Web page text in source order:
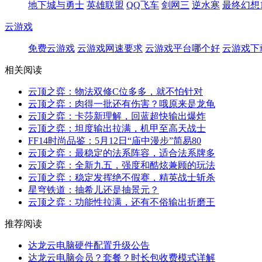
地下城与勇士 英雄联盟 QQ飞车 剑网三 逆水寒 最终幻想
云游戏
免费云游戏 云游戏网速要求 云游戏平台哪个好 云游戏下
相关阅读
云顶之弈：物法双修C位多多，就不怕针对
云顶之弈：肉得一批还有伤害？哦原来是龙龟
云顶之弈：卡莎新理解，回蓝超快输出爆炸
云顶之弈：坦度输出拉满，机甲至高天战士
FF14时尚品鉴：5月12日“庙中漫步”简易80
云顶之弈：最稳定的法系阵容，适合法系牌多
云顶之弈：全新九五，强度和酷炫兼顾的玩法
云顶之弈：稳定发挥绝不假赛，精英战士斩杀
星穹铁道：抽希儿还是抽景元？
云顶之弈：功能性拉满，还有不俗输出折磨王
推荐阅读
达龙云电脑硬件配置升级公告
达龙云电脑会员？套餐？时长包收费模式详解